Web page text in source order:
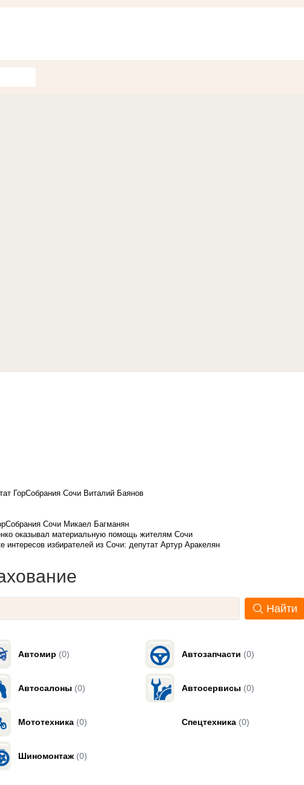
ГорСобрания Сочи Виталий Баянов
Сочи Микаел Багманян
оказывал материальную помощь жителям Сочи
избирателей из Сочи: депутат Артур Аракелян
Найти
Автомир (0) Автозапчасти (0)
Автосалоны (0) Автосервисы (0)
Мототехника (0) Спецтехника (0)
Шиномонтаж (0)